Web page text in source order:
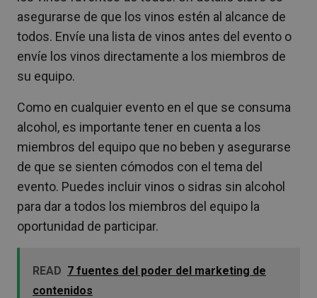
asegurarse de que los vinos estén al alcance de
todos. Envíe una lista de vinos antes del evento o
envíe los vinos directamente a los miembros de
su equipo.
Como en cualquier evento en el que se consuma
alcohol, es importante tener en cuenta a los
miembros del equipo que no beben y asegurarse
de que se sienten cómodos con el tema del
evento. Puedes incluir vinos o sidras sin alcohol
para dar a todos los miembros del equipo la
oportunidad de participar.
READ 7 fuentes del poder del marketing de
contenidos